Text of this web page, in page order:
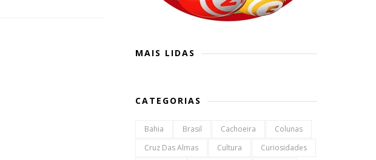
MAIS LIDAS
CATEGORIAS
Bahia Brasil Cachoeira
Colunas
Cruz Das Almas
Cultura
Curiosidades